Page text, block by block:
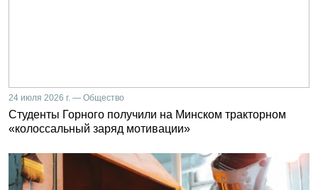
24 июля 2026 г. — Общество
Студенты Горного получили на Минском тракторном
«колоссальный заряд мотивации»